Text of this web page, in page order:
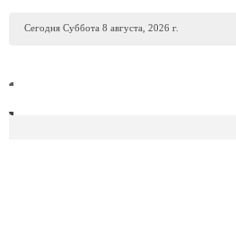
Сегодня Суббота 8 августа, 2026 г.